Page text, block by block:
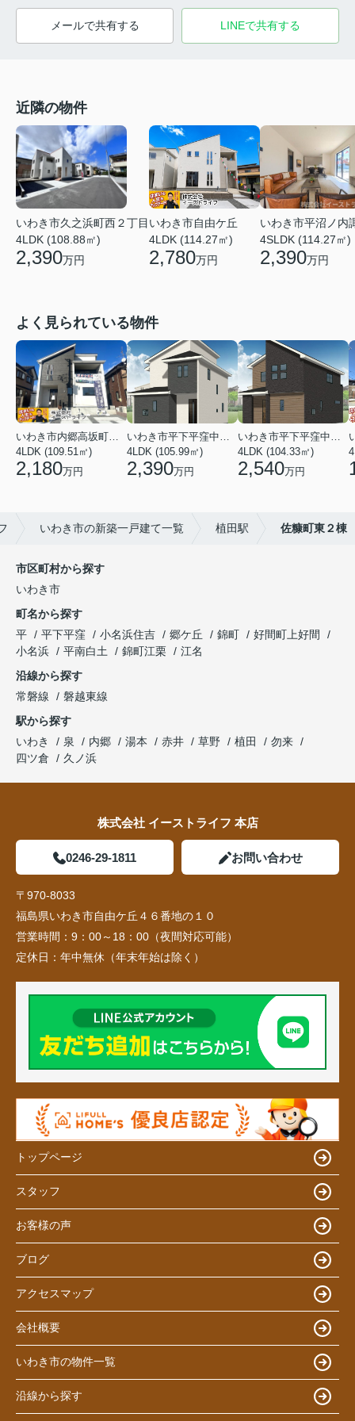
メールで共有する LINEで共有する
近隣の物件
いわき市久之浜町西２丁目
4LDK (108.88㎡)
2,390万円
いわき市自由ケ丘
4LDK (114.27㎡)
2,780万円
いわき市平沼ノ内
4SLDK (114.27㎡)
2,390万円
よく見られている物件
いわき市内郷高坂町２丁目
4LDK (109.51㎡)
2,180万円
いわき市平下平窪中島町
4LDK (105.99㎡)
2,390万円
いわき市平下平窪中島町
4LDK (104.33㎡)
2,540万円
いわき市の新築一戸建て一覧 植田駅 佐糠町東２棟
市区町村から探す
いわき市
町名から探す
平
平下平窪 小名浜住吉 郷ケ丘 錦町
好間町上好間
小名浜
平南白土 錦町江栗
江名
沿線から探す
常磐線
磐越東線
駅から探す
いわき
泉 内郷 湯本 赤井 草野 植田
勿来
四ツ倉
久ノ浜
株式会社 イーストライフ 本店
0246-29-1811 お問い合わせ
〒970-8033
福島県いわき市自由ケ丘４６番地の１０
営業時間： 9：00～18：00（夜間対応可能）
定休日： 年中無休（年末年始は除く）
トップページ
スタッフ
お客様の声
ブログ
アクセスマップ
会社概要
いわき市の物件一覧
沿線から探す